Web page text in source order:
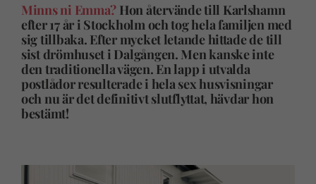
Minns ni Emma? Hon återvände till Karlshamn
efter 17 år i Stockholm och tog hela familjen med
sig tillbaka. Efter mycket letande hittade de till
sist drömhuset i Dalgången. Men kanske inte
den traditionella vägen. En lapp i utvalda
postlådor resulterade i hela sex husvisningar
och nu är det definitivt slutflyttat, hävdar hon
bestämt!